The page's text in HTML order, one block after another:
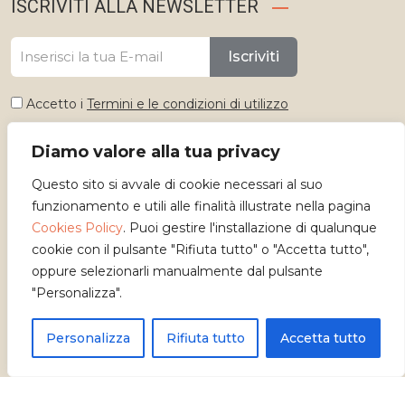
Diamo valore alla tua privacy
Questo sito si avvale di cookie necessari al suo
funzionamento e utili alle finalità illustrate nella pagina
Cookies Policy. Puoi gestire l'installazione di qualunque
cookie con il pulsante "Rifiuta tutto" o "Accetta tutto",
oppure selezionarli manualmente dal pulsante
"Personalizza".
Personalizza Rifiuta tutto Accetta tutto
ISCRIVITI ALLA NEWSLETTER
Iscriviti
Accetto i Termini e le condizioni di utilizzo
Seleziona lingua
Italiano